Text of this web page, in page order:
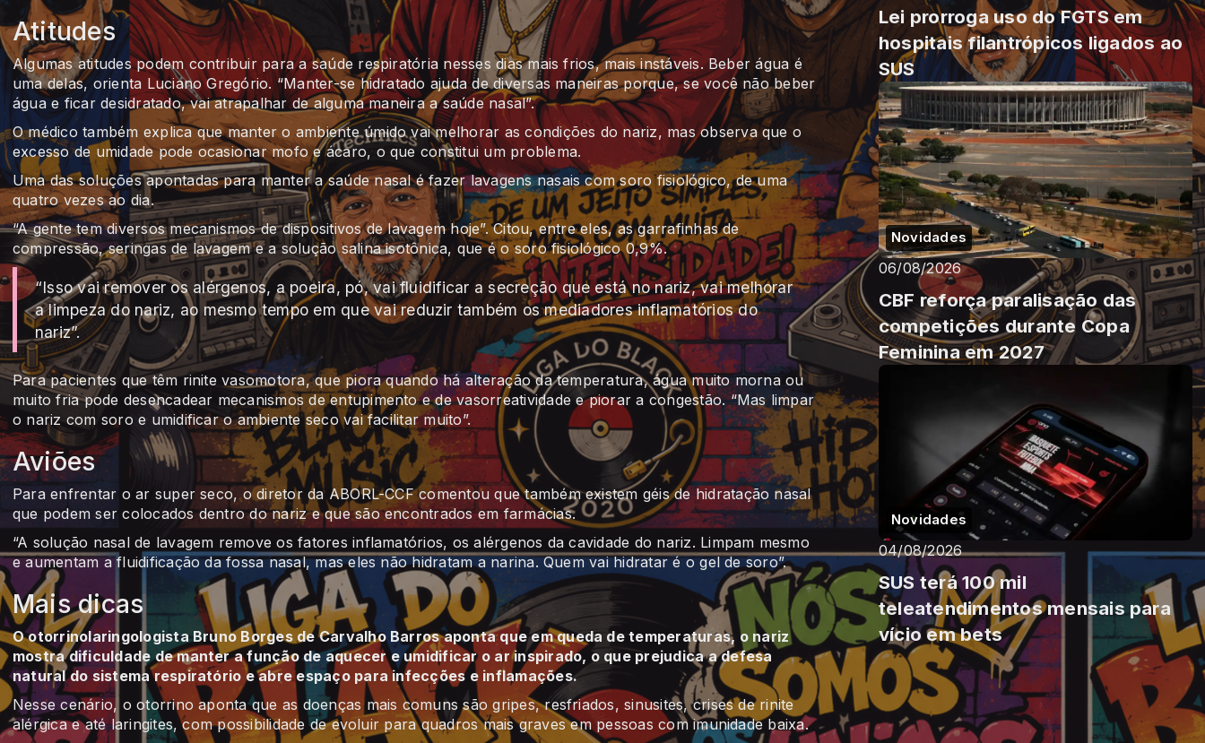
Atitudes
Algumas atitudes podem contribuir para a saúde respiratória nesses dias mais frios, mais instáveis. Beber água é
uma delas, orienta Luciano Gregório. “Manter-se hidratado ajuda de diversas maneiras porque, se você não beber
água e ficar desidratado, vai atrapalhar de alguma maneira a saúde nasal”.
O médico também explica que manter o ambiente úmido vai melhorar as condições do nariz, mas observa que o
excesso de umidade pode ocasionar mofo e ácaro, o que constitui um problema.
Uma das soluções apontadas para manter a saúde nasal é fazer lavagens nasais com soro fisiológico, de uma
quatro vezes ao dia.
“A gente tem diversos mecanismos de dispositivos de lavagem hoje”. Citou, entre eles, as garrafinhas de
compressão, seringas de lavagem e a solução salina isotônica, que é o soro fisiológico 0,9%.
“Isso vai remover os alérgenos, a poeira, pó, vai fluidificar a secreção que está no nariz, vai melhorar
a limpeza do nariz, ao mesmo tempo em que vai reduzir também os mediadores inflamatórios do
nariz”.
Para pacientes que têm rinite vasomotora, que piora quando há alteração da temperatura, água muito morna ou
muito fria pode desencadear mecanismos de entupimento e de vasorreatividade e piorar a congestão. “Mas limpar
o nariz com soro e umidificar o ambiente seco vai facilitar muito”.
Aviões
Para enfrentar o ar super seco, o diretor da ABORL-CCF comentou que também existem géis de hidratação nasal
que podem ser colocados dentro do nariz e que são encontrados em farmácias.
“A solução nasal de lavagem remove os fatores inflamatórios, os alérgenos da cavidade do nariz. Limpam mesmo
e aumentam a fluidificação da fossa nasal, mas eles não hidratam a narina. Quem vai hidratar é o gel de soro”.
Mais dicas
O otorrinolaringologista Bruno Borges de Carvalho Barros aponta que em queda de temperaturas, o nariz
mostra dificuldade de manter a função de aquecer e umidificar o ar inspirado, o que prejudica a defesa
natural do sistema respiratório e abre espaço para infecções e inflamações.
Nesse cenário, o otorrino aponta que as doenças mais comuns são gripes, resfriados, sinusites, crises de rinite
alérgica e até laringites, com possibilidade de evoluir para quadros mais graves em pessoas com imunidade baixa.
Lei prorroga uso do FGTS em
hospitais filantrópicos ligados ao
SUS
Novidades
06/08/2026
CBF reforça paralisação das
competições durante Copa
Feminina em 2027
Novidades
04/08/2026
SUS terá 100 mil
teleatendimentos mensais para
vício em bets